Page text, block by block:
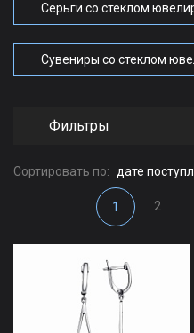
Серьги со стеклом
Сувениры со стеклом
Фильтры
Сортировать по: дате
1 2